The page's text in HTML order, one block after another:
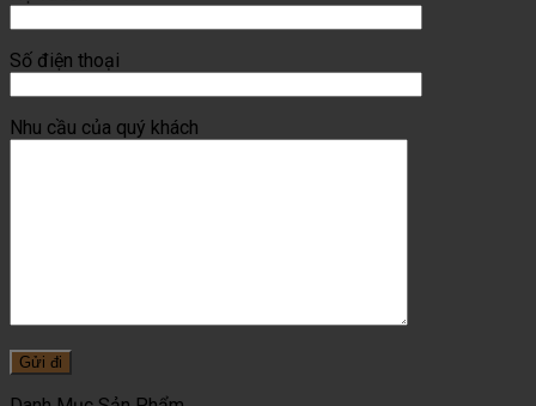
Số điện thoại
Nhu cầu của quý khách